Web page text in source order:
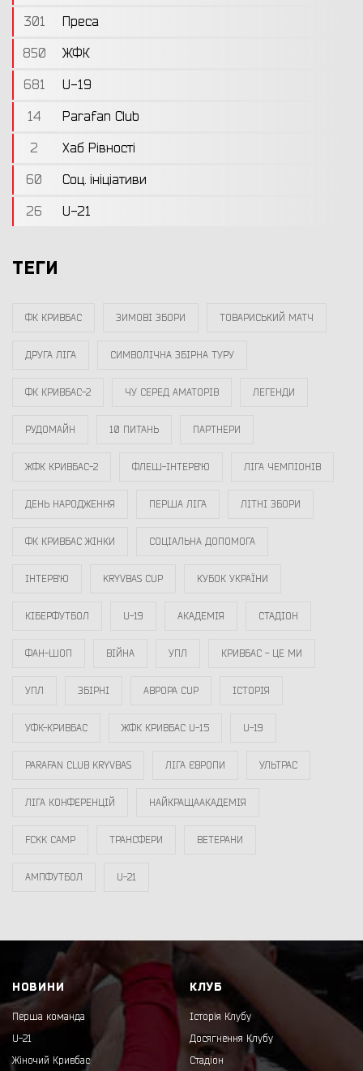
301
Преса
850
ЖФК
681
U-19
14
Parafan Club
2
Хаб Рівності
60
Соц. ініціативи
26
U-21
ТЕГИ
ФК КРИВБАС ЗИМОВІ ЗБОРИ ТОВАРИСЬКИЙ МАТЧ
ДРУГА ЛІГА СИМВОЛІЧНА ЗБІРНА ТУРУ
ФК КРИВБАС-2 ЧУ СЕРЕД АМАТОРІВ ЛЕГЕНДИ
РУДОМАЙН 10 ПИТАНЬ ПАРТНЕРИ
ЖФК КРИВБАС-2 ФЛЕШ-ІНТЕРВ`Ю ЛІГА ЧЕМПІОНІВ
ДЕНЬ НАРОДЖЕННЯ ПЕРША ЛІГА ЛІТНІ ЗБОРИ
ФК КРИВБАС ЖІНКИ СОЦІАЛЬНА ДОПОМОГА
ІНТЕРВ`Ю KRYVBAS CUP КУБОК УКРАЇНИ
КІБЕРФУТБОЛ U-19 АКАДЕМІЯ СТАДІОН
ФАН-ШОП ВІЙНА УПЛ КРИВБАС - ЦЕ МИ
УПЛ ЗБІРНІ АВРОРА CUP ІСТОРІЯ
УФК-КРИВБАС ЖФК КРИВБАС U-15 U-19
PARAFAN CLUB KRYVBAS ЛІГА ЄВРОПИ УЛЬТРАС
ЛІГА КОНФЕРЕНЦІЙ НАЙКРАЩААКАДЕМІЯ
FCKK CAMP ТРАНСФЕРИ ВЕТЕРАНИ
АМПФУТБОЛ U-21
НОВИНИ
Перша команда
U-21
Жіночий Кривбас
КЛУБ
Історія Клубу
Досягнення Клубу
Стадіон